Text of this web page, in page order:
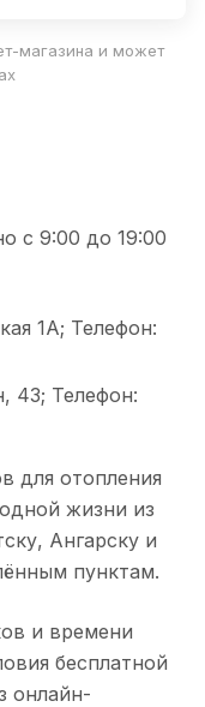
магазина и может
с 9:00 до 19:00
1А; Телефон:
43; Телефон:
для отопления
жизни из
Ангарску и
пунктам.
и времени
бесплатной
онлайн-